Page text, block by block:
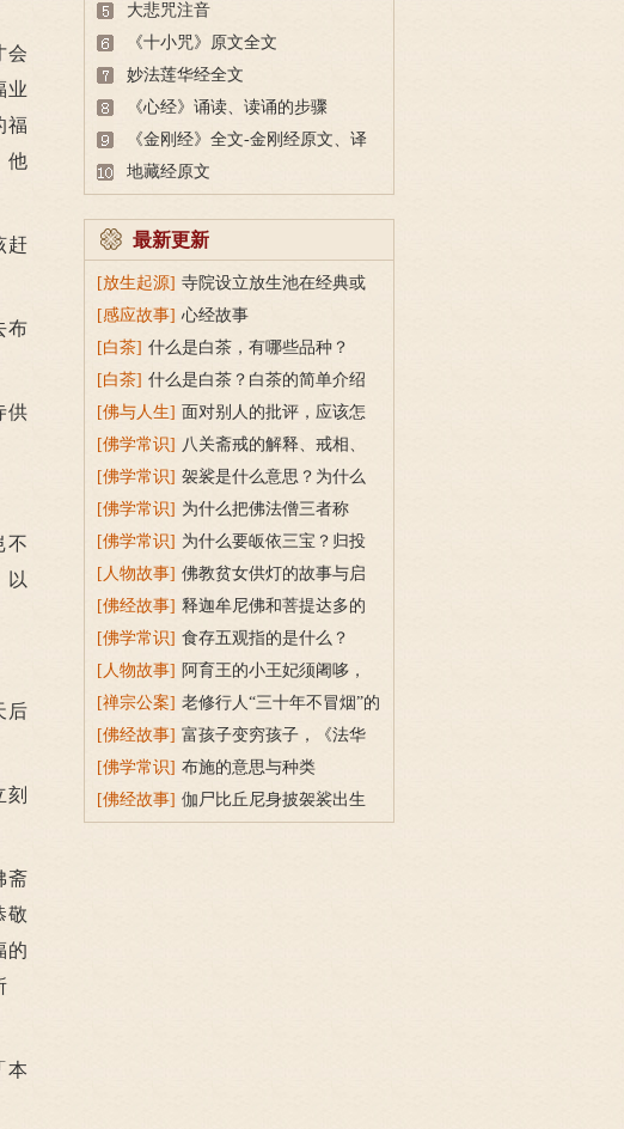
会
业
福
他
赶
布
供
不
以
后
斋
敬
的
本
大悲咒注音
《十小咒》原文全文
妙法莲华经全文
《心经》诵读、读诵的步骤
《金刚经》全文-金刚经原文、译
文及释意
地藏经原文
最新更新
[放生起源] 寺院设立放生池在经典或
传统上有什么根据？
[感应故事] 心经故事
[白茶] 什么是白茶，有哪些品种？
[白茶] 什么是白茶？白茶的简单介绍
[佛与人生] 面对别人的批评，应该怎
么做？
[佛学常识] 八关斋戒的解释、戒相、
功德利益
[佛学常识] 袈裟是什么意思？为什么
叫福田衣？
[佛学常识] 为什么把佛法僧三者称
为“宝”？
[佛学常识] 为什么要皈依三宝？归投
三宝令身心安稳
[人物故事] 佛教贫女供灯的故事与启
示
[佛经故事] 释迦牟尼佛和菩提达多的
双头鸟故事
[佛学常识] 食存五观指的是什么？
[人物故事] 阿育王的小王妃须阇哆，
持戒穿素服得宝珠
[禅宗公案] 老修行人“三十年不冒烟”的
故事
[佛经故事] 富孩子变穷孩子，《法华
经》穷子喻的故事
[佛学常识] 布施的意思与种类
[佛经故事] 伽尸比丘尼身披袈裟出生